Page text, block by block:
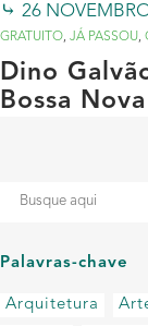
26
GRATUITO, JÁ PASSOU,
Dino
Bossa
Palavras-chave
Arquitetura